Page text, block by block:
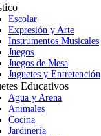
Escolar
Expresión y Arte
Instrumentos Musicales
Juegos
Juegos de Mesa
Juguetes y Entretención
Educativos
Agua y Arena
Animales
Cocina
Jardinería